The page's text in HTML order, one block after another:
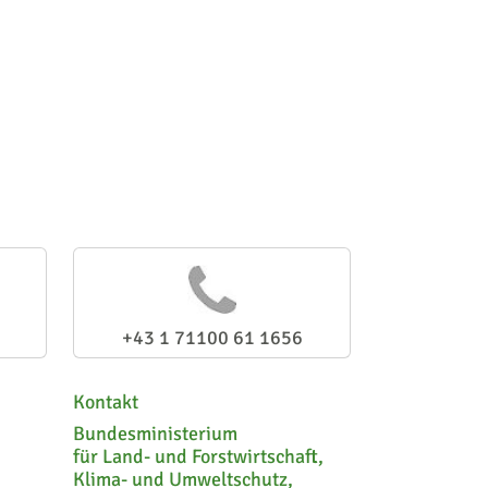
+43 1 71100 61 1656
Kontakt
Bundesministerium
für Land- und Forstwirtschaft,
Klima- und Umweltschutz,